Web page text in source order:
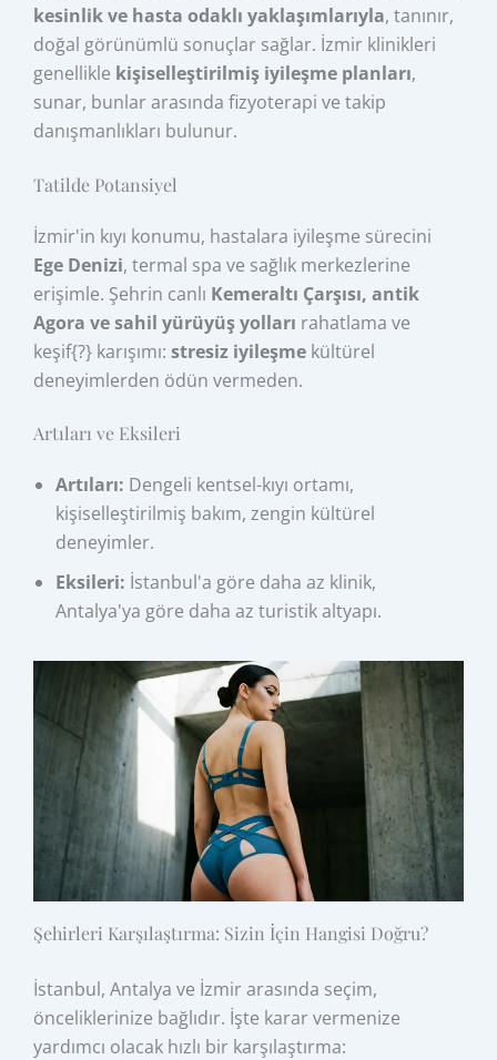
kesinlik ve hasta odaklı yaklaşımlarıyla, tanınır,
doğal görünümlü sonuçlar sağlar. İzmir klinikleri
genellikle kişiselleştirilmiş iyileşme planları,
sunar, bunlar arasında fizyoterapi ve takip
danışmanlıkları bulunur.
Tatilde Potansiyel
İzmir'in kıyı konumu, hastalara iyileşme sürecini
Ege Denizi, termal spa ve sağlık merkezlerine
erişimle. Şehrin canlı Kemeraltı Çarşısı, antik
Agora ve sahil yürüyüş yolları rahatlama ve
keşif{?} karışımı:stresiz iyileşme kültürel
deneyimlerden ödün vermeden.
Artıları ve Eksileri
Artıları: Dengeli kentsel-kıyı ortamı,
kişiselleştirilmiş bakım, zengin kültürel
deneyimler.
Eksileri: İstanbul'a göre daha az klinik,
Antalya'ya göre daha az turistik altyapı.
Şehirleri Karşılaştırma: Sizin İçin Hangisi Doğru?
İstanbul, Antalya ve İzmir arasında seçim,
önceliklerinize bağlıdır. İşte karar vermenize
yardımcı olacak hızlı bir karşılaştırma: